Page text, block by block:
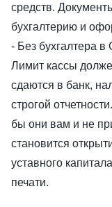
средств.
бухгалтерию и
- Без бухгалтера
Лимит кассы
сдаются в банк,
строгой
бы они вам и не
становится
уставного
печати.